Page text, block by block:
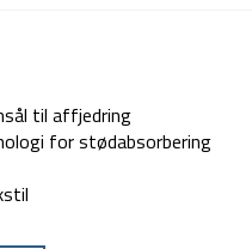
til affjedring
for stødabsorbering